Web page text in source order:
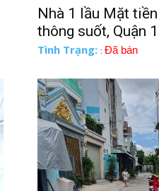
Nhà 1 lầu Mặt
thông suốt, Quận
Tình Trạng: : Đã bán